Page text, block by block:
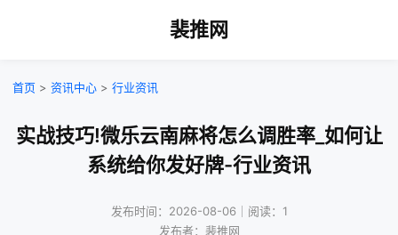
裴推网
首页 > 资讯中心 > 行业资讯
实战技巧!微乐云南麻将怎么调胜率_如何让
系统给你发好牌-行业资讯
发布时间：2026-08-06｜阅读：1
发布者：裴推网